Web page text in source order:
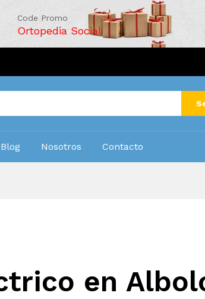
Code Promo
Ortopedia Social
Blog Nosotros Contacto
en